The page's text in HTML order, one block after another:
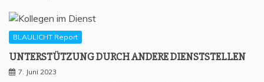
BLAULICHT Report
UNTER­STÜT­ZUNG DURCH ANDE­RE DIENSTSTELLEN
7. Juni 2023